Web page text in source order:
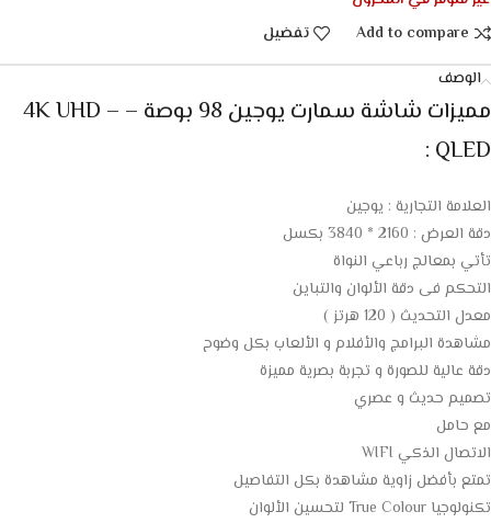
Add to compare
تفضيل
الوصف
مميزات شاشة سمارت يوجين 98 بوصة – 4K UHD –
QLED :
العلامة التجارية : يوجين
دقة العرض : 2160 * 3840 بكسل
تأتي بمعالج رباعي النواة
التحكم فى دقة الألوان والتباين
معدل التحديث ( 120 هرتز )
مشاهدة البرامج والأفلام و الألعاب بكل وضوح
دقة عالية للصورة و تجربة بصرية مميزة
تصميم حديث و عصري
مع حامل
الاتصال الذكي WIFI
تمتع بأفضل زاوية مشاهدة بكل التفاصيل
تكنولوجيا True Colour لتحسين الألوان